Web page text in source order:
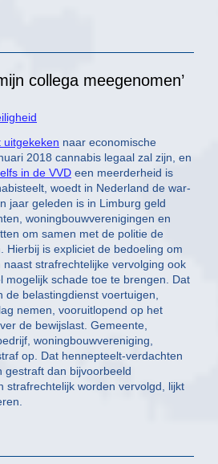
collega meegenomen’
uitgekeken naar economische
2018 cannabis legaal zal zijn, en
in de VVD een meerderheid is
woedt in Nederland de war-
jaar geleden is in Limburg geld
woningbouwverenigingen en
om samen met de politie de
Hierbij is expliciet de bedoeling om
strafrechtelijke vervolging ook
mogelijk schade toe te brengen. Dat
belastingdienst voertuigen,
nemen, vooruitlopend op het
de bewijslast. Gemeente,
woningbouwvereniging,
op. Dat hennepteelt-verdachten
gestraft dan bijvoorbeeld
strafrechtelijk worden vervolgd, lijkt